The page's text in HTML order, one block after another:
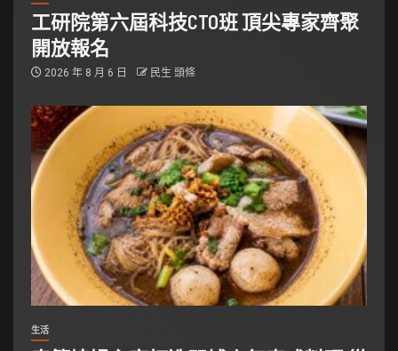
工研院第六屆科技CTO班 頂尖專家齊聚
開放報名
2026 年 8 月 6 日 民生 頭條
生活